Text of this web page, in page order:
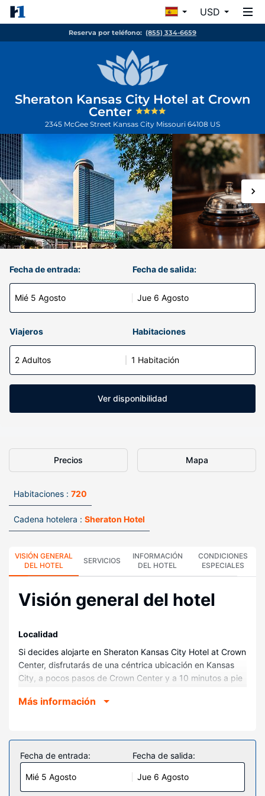
USD
Reserva por teléfono: (855) 334-6659
Sheraton Kansas City Hotel at Crown
Center
2345 McGee Street Kansas City Missouri 64108 US
Fecha de entrada:
Mié 5 Agosto
Fecha de salida:
Jue 6 Agosto
Viajeros Habitaciones
2 Adultos 1 Habitación
Ver disponibilidad
Precios Mapa
Habitaciones : 720
Cadena hotelera : Sheraton Hotel
VISIÓN GENERAL
DEL HOTEL
SERVICIOS
INFORMACIÓN
DEL HOTEL
CONDICIONES
ESPECIALES
Visión general del hotel
Localidad
Si decides alojarte en Sheraton Kansas City Hotel at Crown
Center, disfrutarás de una céntrica ubicación en Kansas
City, a pocos pasos de Crown Center y a 10 minutos a pie
encuentra a 1,3 km de Liberty Memorial y a 1,4 km de
Disfruta de una agradable estancia en una de las 720
habitaciones con Smart TV. Para los momentos de ocio,
tienes un televisor con canales por cable y conexión a
Internet por cable y wifi de pago. El baño privado con
Más información
Fecha de entrada:
Mié 5 Agosto
Fecha de salida:
Jue 6 Agosto